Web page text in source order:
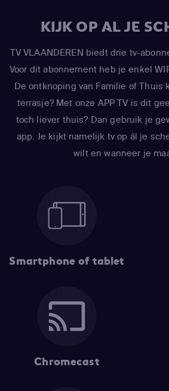
KIJK OP AL JE
TV VLAANDEREN biedt drie tv-
Voor dit abonnement heb je enkel
De ontknoping van Familie of Thuis
terrasje? Met onze APP TV is dit
toch liever thuis? Dan gebruik je
app. Je kijkt namelijk tv op ál je
wilt en wanneer je
Smartphone of tablet
Chromecast